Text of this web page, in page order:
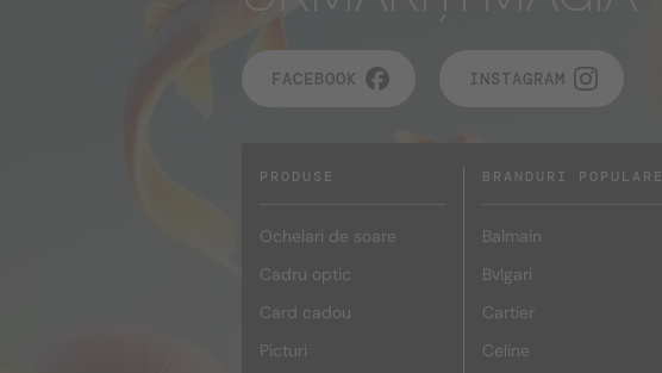
FACEBOOK INSTAGRAM
PRODUSE
Ochelari de soare
Cadru optic
Card cadou
Picturi
BRANDURI POPULARE
Balmain
Bvlgari
Cartier
Celine